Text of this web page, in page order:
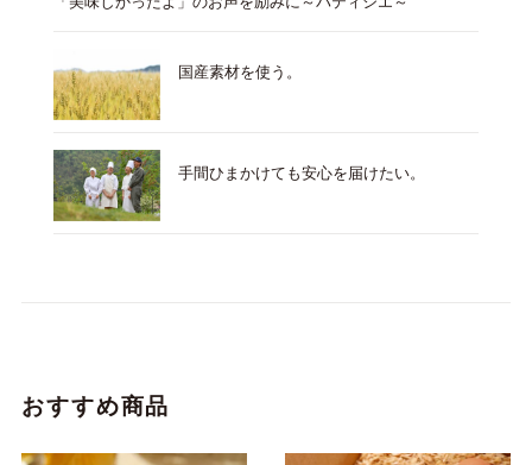
国産素材を使う。
手間ひまかけても安心を届けたい。
おすすめ商品